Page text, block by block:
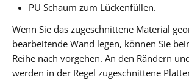
PU Schaum zum Lückenfüllen.
Wenn Sie das zugeschnittene Material
bearbeitende Wand legen, können Sie
Reihe nach vorgehen. An den Rändern
werden in der Regel zugeschnittene